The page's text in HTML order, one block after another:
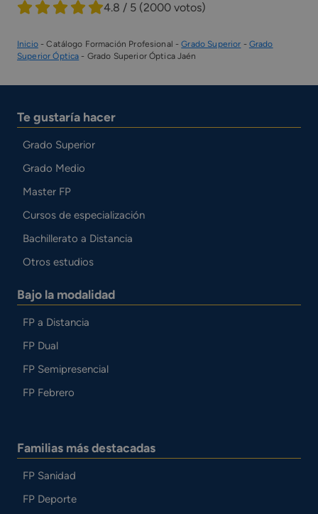
4.8 / 5 (2000 votos)
Inicio-Catálogo Formación Profesional -Grado Superior - Grado
Superior Óptica - Grado Superior Óptica Jaén
Te gustaría hacer
Grado Superior
Grado Medio
Master FP
Cursos de especialización
Bachillerato a Distancia
Otros estudios
Bajo la modalidad
FP a Distancia
FP Dual
FP Semipresencial
FP Febrero
Familias más destacadas
FP Sanidad
FP Deporte